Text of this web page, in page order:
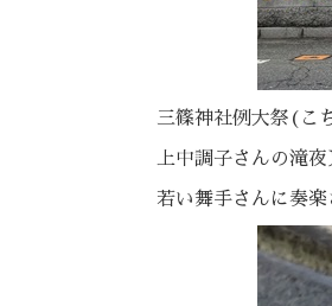
三篠神社例大祭(こ
上中調子さんの滝夜
若い舞手さんに奏